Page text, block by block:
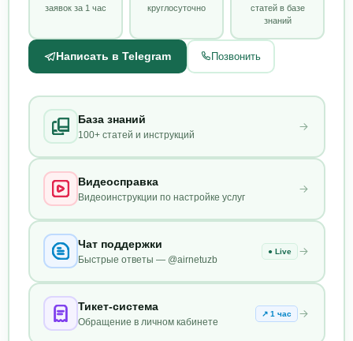
заявок за 1 час круглосуточно
статей в базе
знаний
Написать в Telegram Позвонить
База знаний
100+ статей и инструкций
Видеосправка
Видеоинструкции по настройке услуг
Чат поддержки
Быстрые ответы — @airnetuzb
● Live
Тикет-система
Обращение в личном кабинете
↗ 1 час